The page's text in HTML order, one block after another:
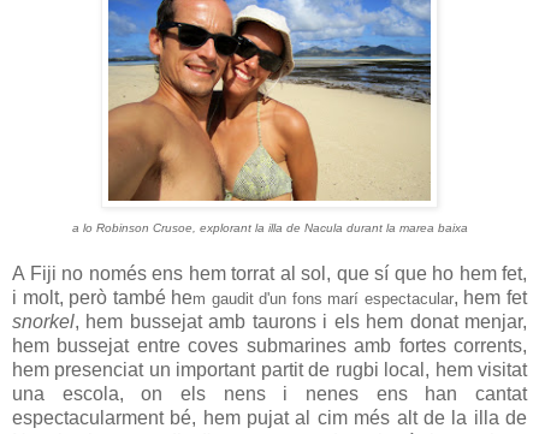
a lo Robinson Crusoe, explorant la illa de Nacula durant la marea baixa
A Fiji no només ens hem torrat al sol, que sí que ho hem fet,
i molt, però també hem gaudit d'un fons marí espectacular, hem fet
snorkel, hem bussejat amb taurons i els hem donat menjar,
hem bussejat entre coves submarines amb fortes corrents,
hem presenciat un important partit de rugbi local, hem visitat
una escola, on els nens i nenes ens han cantat
espectacularment bé, hem pujat al cim més alt de la illa de